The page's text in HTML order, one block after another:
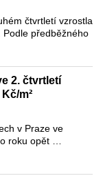
čtvrtletí vzrostla
předběžného
2. čtvrtletí
m²
v Praze ve
roku opět …